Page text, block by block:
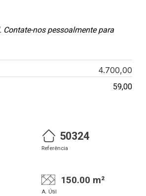
Contate-nos pessoalmente para
4.700,00
59,00
50324
Referência
150.00 m²
A. Útil